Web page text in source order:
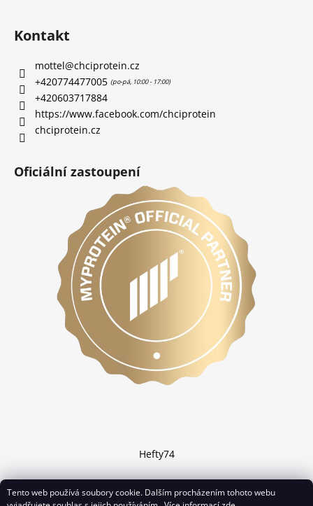
Tento web používá soubory cookie. Dalším procházením tohoto webu
Kontakt
mottel@chciprotein.cz
+420774477005
+420603717884
https://www.facebook.com/chciprotein
chciprotein.cz
Oficiální zastoupení
Hefty74